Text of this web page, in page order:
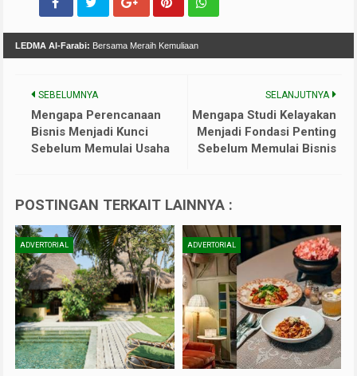
LEDMA Al-Farabi: Bersama Meraih Kemuliaan
SELANJUTNYA
Mengapa Studi Kelayakan
Menjadi Fondasi Penting
Sebelum Memulai Bisnis
SEBELUMNYA
Mengapa Perencanaan
Bisnis Menjadi Kunci
Sebelum Memulai Usaha
POSTINGAN TERKAIT LAINNYA :
ADVERTORIAL ADVERTORIAL